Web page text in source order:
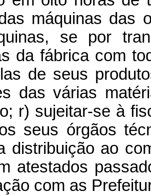
máquinas das
se por
da fábrica com
de seus
das várias
r) sujeitar-se à
seus órgãos
distribuição ao
atestados
com as